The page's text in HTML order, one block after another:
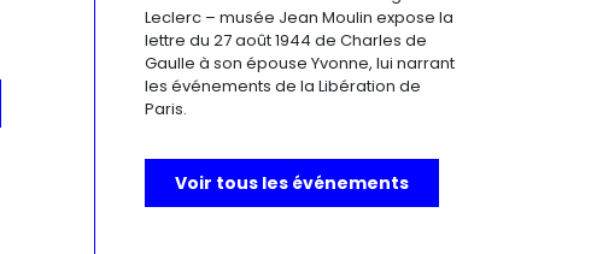
Leclerc – musée Jean Moulin expose la
lettre du 27 août 1944 de Charles de
Gaulle à son épouse Yvonne, lui narrant
les événements de la Libération de
Paris.
Voir tous les événements